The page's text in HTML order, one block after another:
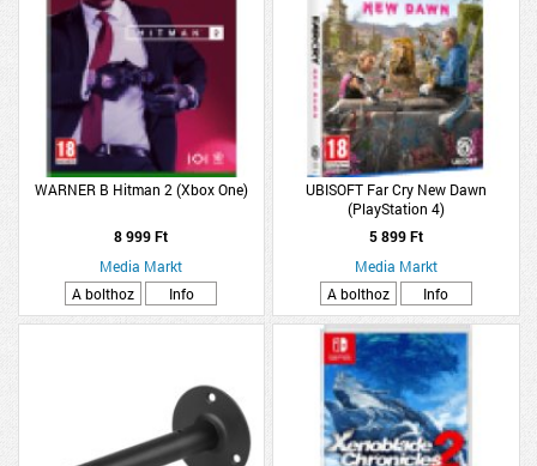
WARNER B Hitman 2 (Xbox One)
8 999 Ft
Media Markt
A bolthoz
Info
UBISOFT Far Cry New Dawn
(PlayStation 4)
5 899 Ft
Media Markt
A bolthoz
Info